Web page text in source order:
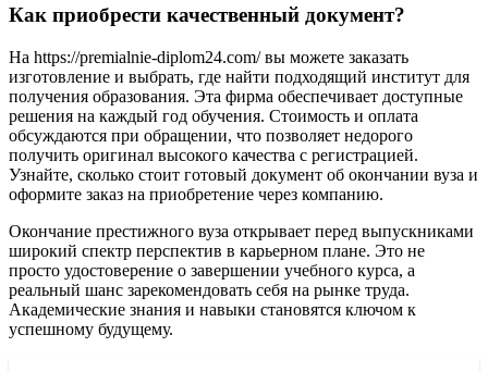
Как приобрести качественный документ?
На https://premialnie-diplom24.com/ вы можете заказать
изготовление и выбрать, где найти подходящий институт для
получения образования. Эта фирма обеспечивает доступные
решения на каждый год обучения. Стоимость и оплата
обсуждаются при обращении, что позволяет недорого
получить оригинал высокого качества с регистрацией.
Узнайте, сколько стоит готовый документ об окончании вуза и
оформите заказ на приобретение через компанию.
Окончание престижного вуза открывает перед выпускниками
широкий спектр перспектив в карьерном плане. Это не
просто удостоверение о завершении учебного курса, а
реальный шанс зарекомендовать себя на рынке труда.
Академические знания и навыки становятся ключом к
успешному будущему.